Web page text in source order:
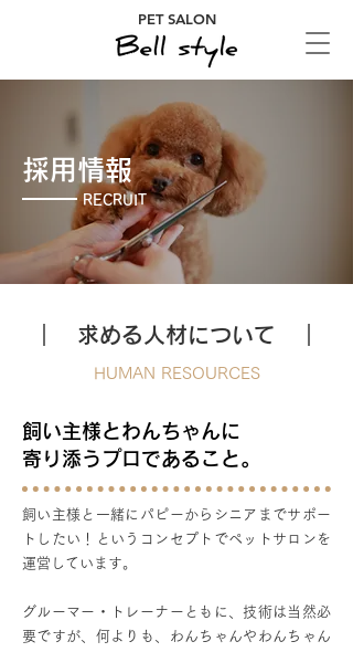
PET SALON
採用情報
RECRUIT
｜ 求める人材について ｜
HUMAN RESOURCES
飼い主様とわんちゃんに
寄り添うプロであること。
飼い主様と一緒にパピーからシニアまでサポー
トしたい！というコンセプトでペットサロンを
運営しています。
グルーマー・トレーナーともに、技術は当然必
要ですが、何よりも、わんちゃんやわんちゃん